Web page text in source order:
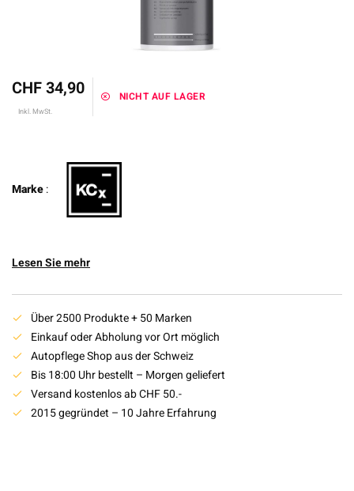
CHF 34,90
Inkl. MwSt.
NICHT AUF LAGER
Marke:
Lesen Sie mehr
Über 2500 Produkte + 50 Marken
Einkauf oder Abholung vor Ort möglich
Autopflege Shop aus der Schweiz
Bis 18:00 Uhr bestellt – Morgen geliefert
Versand kostenlos ab CHF 50.-
2015 gegründet – 10 Jahre Erfahrung